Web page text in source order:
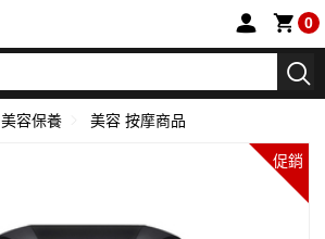
0
美容保養 美容 按摩商品
促銷